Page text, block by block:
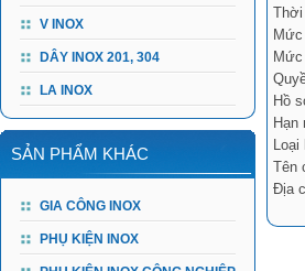
V INOX
DÂY INOX 201, 304
LA INOX
SẢN PHẨM KHÁC
GIA CÔNG INOX
PHỤ KIỆN INOX
Thời
Hồ
Hạn
Loại
Tên
Địa